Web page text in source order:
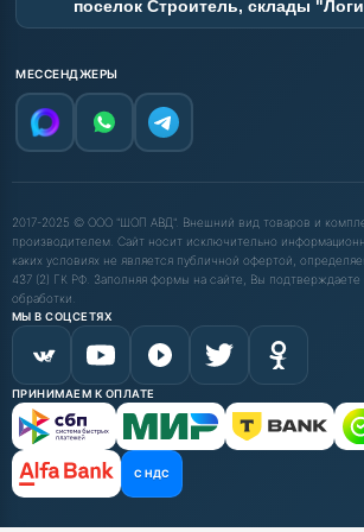
поселок Строитель, склады
МЕССЕНДЖЕРЫ
2017-2025 © ООО "ШОП АВД". Внешний вид товаров и
производителем. Сайт носит исключительно
каких условиях не является публичной офертой,
437 (2) ГК РФ. Заполняя формы на сайте, Вы
обработки.
МЫ В СОЦСЕТЯХ
ПРИНИМАЕМ К ОПЛАТЕ
С НДС